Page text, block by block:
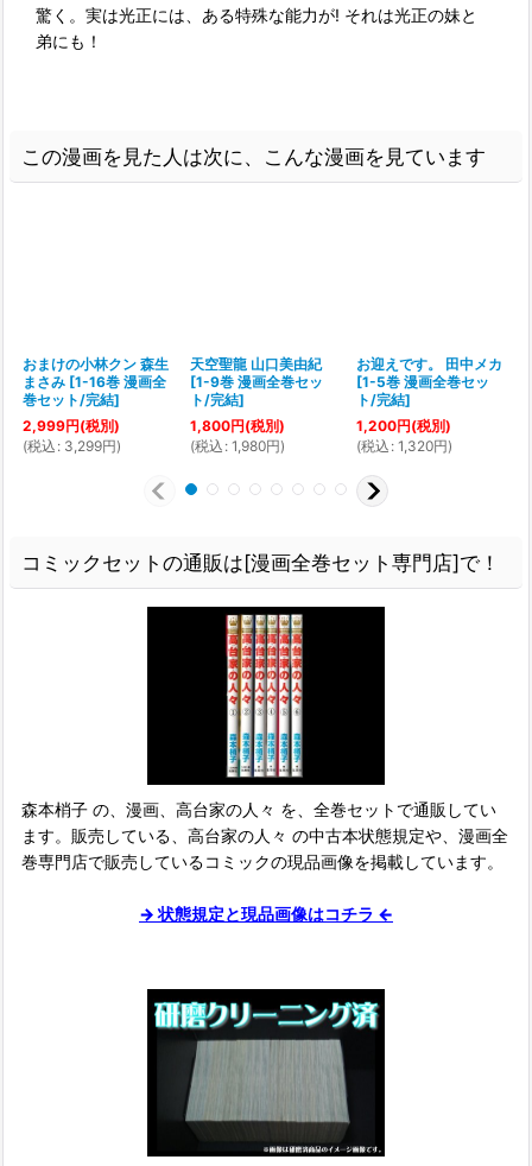
驚く。実は光正には、ある特殊な能力が! それは光正の妹と
弟にも！
この漫画を見た人は次に、こんな漫画を見ています
おまけの小林クン 森生
まさみ [1-16巻 漫画全
巻セット/完結]
2,999円(税別)
(税込 : 3,299円)
天空聖龍 山口美由紀
[1-9巻 漫画全巻セッ
ト/完結]
1,800円(税別)
(税込 : 1,980円)
お迎えです。 田中メカ
[1-5巻 漫画全巻セッ
ト/完結]
1,200円(税別)
(税込 : 1,320円)
コミックセットの通販は[漫画全巻セット専門店]で！
森本梢子 の、漫画、高台家の人々 を、全巻セットで通販してい
ます。販売している、高台家の人々 の中古本状態規定や、漫画全
巻専門店で販売しているコミックの現品画像を掲載しています。
→ 状態規定と現品画像はコチラ ←